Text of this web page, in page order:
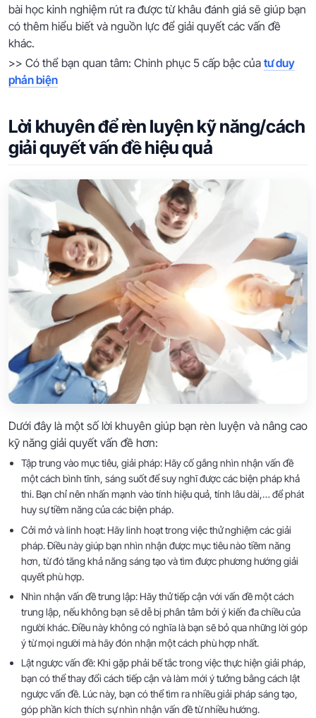
bài học kinh nghiệm rút ra được từ khâu đánh giá sẽ giúp bạn
có thêm hiểu biết và nguồn lực để giải quyết các vấn đề
khác.
>> Có thể bạn quan tâm: Chinh phục 5 cấp bậc của tư duy
phản biện
Lời khuyên để rèn luyện kỹ năng/cách
giải quyết vấn đề hiệu quả
Dưới đây là một số lời khuyên giúp bạn rèn luyện và nâng cao
kỹ năng giải quyết vấn đề hơn:
Tập trung vào mục tiêu, giải pháp: Hãy cố gắng nhìn nhận vấn đề
một cách bình tĩnh, sáng suốt để suy nghĩ được các biện pháp khả
thi. Bạn chỉ nên nhấn mạnh vào tính hiệu quả, tính lâu dài,… để phát
huy sự tiềm năng của các biện pháp.
Cởi mở và linh hoạt: Hãy linh hoạt trong việc thử nghiệm các giải
pháp. Điều này giúp bạn nhìn nhận được mục tiêu nào tiềm năng
hơn, từ đó tăng khả năng sáng tạo và tìm được phương hướng giải
quyết phù hợp.
Nhìn nhận vấn đề trung lập: Hãy thử tiếp cận với vấn đề một cách
trung lập, nếu không bạn sẽ dễ bị phân tâm bởi ý kiến đa chiều của
người khác. Điều này không có nghĩa là bạn sẽ bỏ qua những lời góp
ý từ mọi người mà hãy đón nhận một cách phù hợp nhất.
Lật ngược vấn đề: Khi gặp phải bế tắc trong việc thực hiện giải pháp,
bạn có thể thay đổi cách tiếp cận và làm mới ý tưởng bằng cách lật
ngược vấn đề. Lúc này, bạn có thể tìm ra nhiều giải pháp sáng tạo,
góp phần kích thích sự nhìn nhận vấn đề từ nhiều hướng.